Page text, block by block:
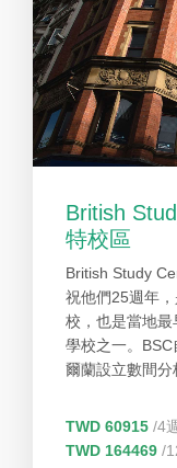
British
特校區
British Study
祝他們25週年
校，也是當地
學校之一。
爾蘭設立數間分
及獲得質量保證
英國國家認可英
TWD 60915 /4週
TWD 164469 /